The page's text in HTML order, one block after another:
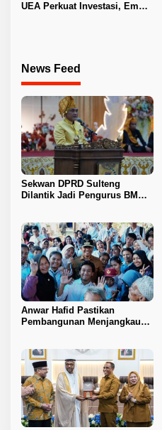
UEA Perkuat Investasi, Empat
News Feed
Sekwan DPRD Sulteng
Dilantik Jadi Pengurus BMA
Anwar Hafid Pastikan
Pembangunan Menjangkau